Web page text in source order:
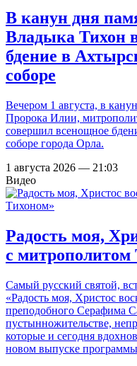
В канун дня
Владыка Тихон
бдение в
соборе
Вечером 1 августа, в
Пророка Илии,
совершил всенощное
соборе города Орла.
1 августа 2026 — 21:03
Видео
Радость моя,
с митрополитом
Самый русский святой,
«Радость моя, Христос
преподобного Серафима
пустынножительстве,
которые и сегодня
новом выпуске